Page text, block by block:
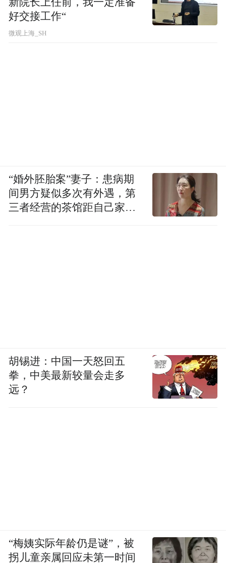
好交接工作“
微观上海_SH
“婚外胚胎案”妻子：患病期
间男方疑似多次有外遇，第
三者经营的茶馆距自己家步
胡锡进：中国一天怒回五
拳，中美最新较量会走多
远？
“梅姨实际年龄仍是谜”，被
拐儿童亲属回应未第一时间